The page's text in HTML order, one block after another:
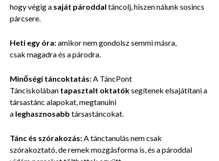
hogy végig a saját pároddal táncolj, hiszen nálunk sosincs
párcsere.
Heti egy óra:amikor nem gondolsz semmi másra,
csak magadraés a párodra.
Minőségi táncoktatás:A TáncPont
Tánciskolában tapasztalt oktatóksegítenek elsajátítani a
társastánc alapokat, megtanulni
a leghasznosabb társastáncokat.
Tánc és szórakozás:A tánctanulás nem csak
szórakoztató, de remek mozgásforma is, és a pároddal